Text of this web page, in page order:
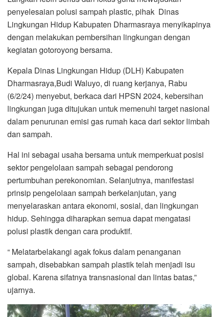
penyelesaian polusi sampah plastic, pihak Dinas
Lingkungan Hidup Kabupaten Dharmasraya menyikapinya
dengan melakukan pembersihan lingkungan dengan
kegiatan gotoroyong bersama.
Kepala Dinas Lingkungan Hidup (DLH) Kabupaten
Dharmasraya,Budi Waluyo, di ruang kerjanya, Rabu
(6/2/24) menyebut, berkaca dari HPSN 2024, kebersihan
lingkungan juga ditujukan untuk memenuhi target nasional
dalam penurunan emisi gas rumah kaca dari sektor limbah
dan sampah.
Hal ini sebagai usaha bersama untuk memperkuat posisi
sektor pengelolaan sampah sebagai pendorong
pertumbuhan perekonomian. Selanjutnya, manifestasi
prinsip pengelolaan sampah berkelanjutan, yang
menyelaraskan antara ekonomi, sosial, dan lingkungan
hidup. Sehingga diharapkan semua dapat mengatasi
polusi plastik dengan cara produktif.
“ Melatarbelakangi agak fokus dalam penanganan
sampah, disebabkan sampah plastik telah menjadi isu
global. Karena sifatnya transnasional dan lintas batas,”
ujarnya.